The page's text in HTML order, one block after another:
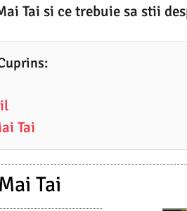
Tai si ce trebuie sa stii
Tai
Tai